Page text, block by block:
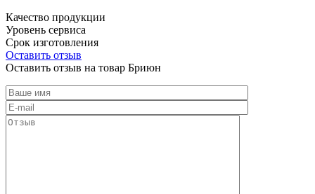
Качество продукции
Уровень сервиса
Срок изготовления
Оставить отзыв
Оставить отзыв на товар Бриюн